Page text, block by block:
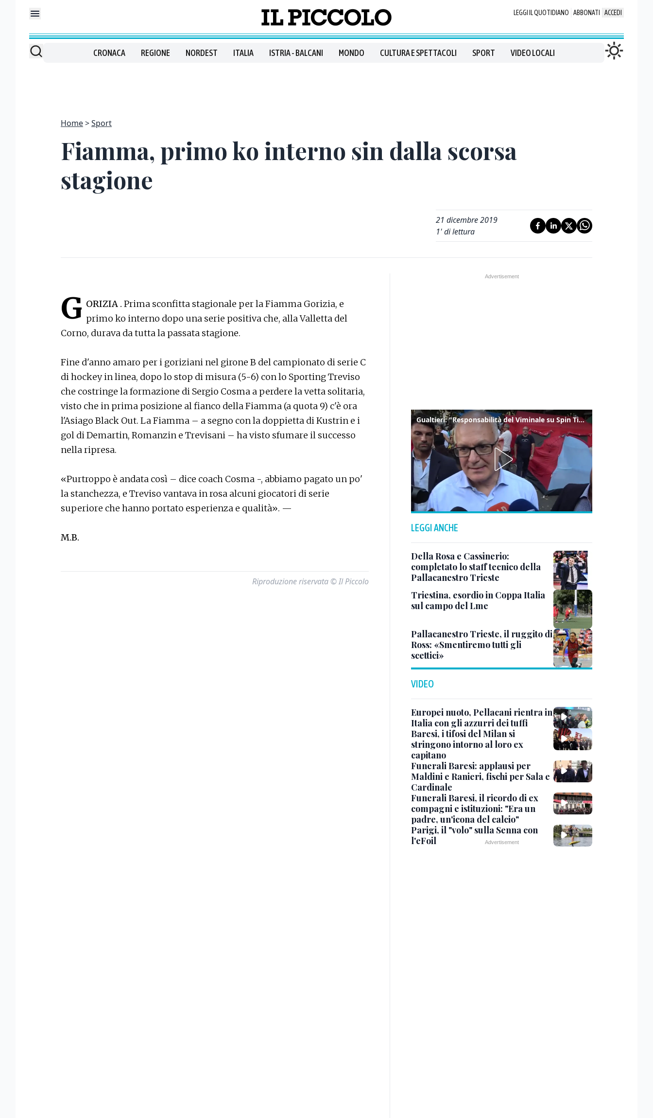
LEGGI IL QUOTIDIANO ABBONATI ACCEDI
CRONACA REGIONE NORDEST ITALIA ISTRIA - BALCANI MONDO CULTURA E SPETTACOLI SPORT VIDEO LOCALI
Home Sport
Fiamma, primo ko interno sin dalla scorsa
stagione
21 dicembre 2019
1' di lettura
G ORIZIA . Prima sconfitta stagionale per la Fiamma Gorizia, e
primo ko interno dopo una serie positiva che, alla Valletta del
Corno, durava da tutta la passata stagione.
Fine d'anno amaro per i goriziani nel girone B del campionato di serie C
di hockey in linea, dopo lo stop di misura (5-6) con lo Sporting Treviso
che costringe la formazione di Sergio Cosma a perdere la vetta solitaria,
visto che in prima posizione al fianco della Fiamma (a quota 9) c'è ora
l'Asiago Black Out. La Fiamma – a segno con la doppietta di Kustrin e i
gol di Demartin, Romanzin e Trevisani – ha visto sfumare il successo
nella ripresa.
«Purtroppo è andata così – dice coach Cosma -, abbiamo pagato un po'
la stanchezza, e Treviso vantava in rosa alcuni giocatori di serie
superiore che hanno portato esperienza e qualità». —
M.B.
Riproduzione riservata © Il Piccolo
Gualtieri: "Responsabilità del Viminale su Spin Time? La posizione dei partiti è nota"
LEGGI ANCHE
Della Rosa e Cassinerio:
completato lo staff tecnico della
Pallacanestro Trieste
Triestina, esordio in Coppa Italia
sul campo del Lme
Pallacanestro Trieste, il ruggito di
Ross: «Smentiremo tutti gli
scettici»
VIDEO
Europei nuoto, Pellacani rientra in
Italia con gli azzurri dei tuffi
Baresi, i tifosi del Milan si
stringono intorno al loro ex
capitano
Funerali Baresi: applausi per
Maldini e Ranieri, fischi per Sala e
Cardinale
Funerali Baresi, il ricordo di ex
compagni e istituzioni: "Era un
padre, un'icona del calcio"
Parigi, il "volo" sulla Senna con
l'eFoil